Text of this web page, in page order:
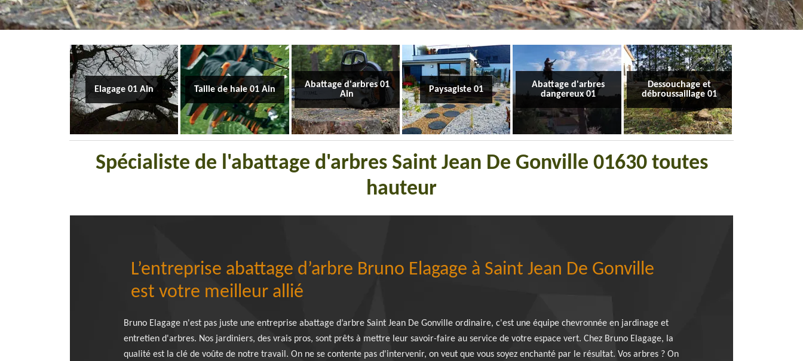
Elagage 01 Ain Taille de haie 01 Ain
Abattage d'arbres 01
Ain
Paysagiste 01
Abattage d'arbres
dangereux 01
Dessouchage et
débroussaillage 01
Spécialiste de l'abattage d'arbres Saint Jean De Gonville 01630 toutes
hauteur
L’entreprise abattage d’arbre Bruno Elagage à Saint Jean De Gonville
est votre meilleur allié
Bruno Elagage n'est pas juste une entreprise abattage d’arbre Saint Jean De Gonville ordinaire, c'est une équipe chevronnée en jardinage et
entretien d'arbres. Nos jardiniers, des vrais pros, sont prêts à mettre leur savoir-faire au service de votre espace vert. Chez Bruno Elagage, la
qualité est la clé de voûte de notre travail. On ne se contente pas d'intervenir, on veut que vous soyez enchanté par le résultat. Vos arbres ? On